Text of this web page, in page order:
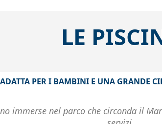
LE
PER I BAMBINI E UNA GRANDE
immerse nel parco che circonda il